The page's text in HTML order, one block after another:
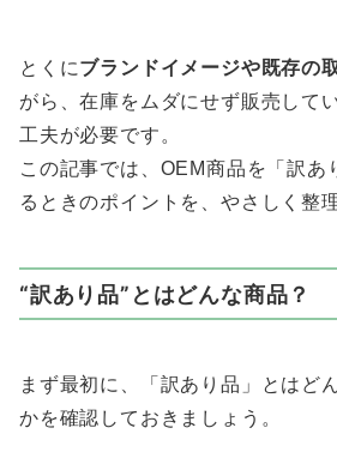
とくにブランドイメージや既存の
がら、在庫をムダにせず販売して
工夫が必要です。
この記事では、OEM商品を「訳あ
るときのポイントを、やさしく整
“訳あり品”とはどんな商品？
まず最初に、「訳あり品」とはど
かを確認しておきましょう。